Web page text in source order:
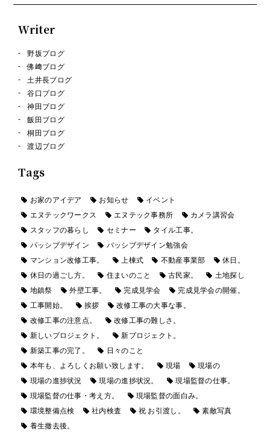
Writer
野坂ブログ
佛﨑ブログ
土井長ブログ
谷口ブログ
神田ブログ
飯田ブログ
桐田ブログ
渡辺ブログ
Tags
お家のアイデア お知らせ
イベント
エヌテックワークス
エヌテック事務所
カメラ講習会
スタッフの暮らし
セミナー
タイル工事。
パッシブデザイン
パッシブデザイン勉強会
マンション改修工事。
上棟式 不動産事業部
休日。
休日の過ごし方。
住まいのこと 古民家。
土地探し
地鎮祭
外壁工事。 完成見学会
完成見学会の開催。
工事開始。
挨拶
改修工事の大事な事。
改修工事の注意点。
改修工事の難しさ。
新しいプロジェクト。
新プロジェクト。
新築工事の完了。
日々のこと
本年も、よろしくお願い致します。
現場
現場の
現場の進捗状況
現場の進捗状況。
現場監督の仕事。
現場監督の仕事・考え方。
現場監督の面白み。
環境整備点検
社内検査 祝 お引渡し。
素敵写真
養生撤去後。